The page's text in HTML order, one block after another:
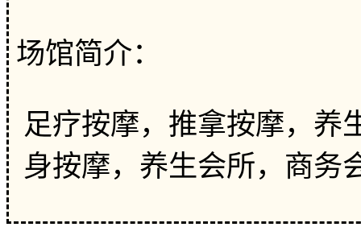
场馆简介：
足疗按摩，推拿按摩，养
身按摩，养生会所，商务